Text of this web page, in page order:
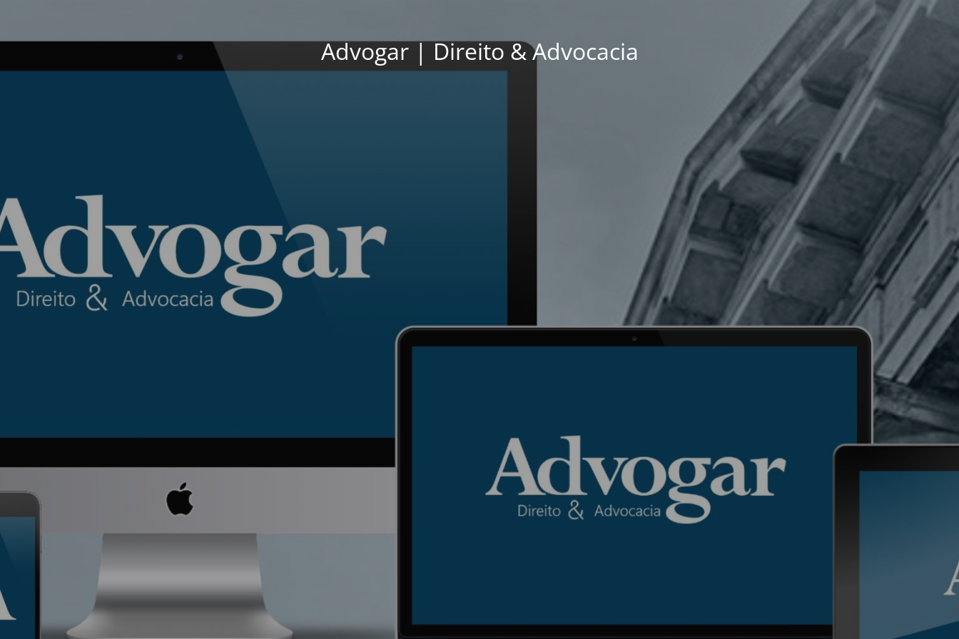
Advogar | Direito & Advocacia